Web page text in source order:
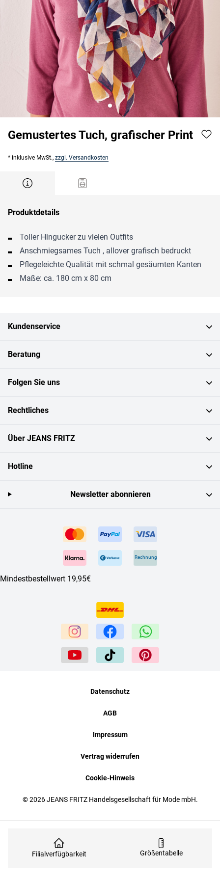
Gemustertes Tuch, grafischer Print
* inklusive MwSt., zzgl. Versandkosten
Filialverfügbarkeit Größentabelle
Produktdetails
Toller Hingucker zu vielen Outfits
Anschmiegsames Tuch , allover grafisch bedruckt
Pflegeleichte Qualität mit schmal gesäumten Kanten
Maße: ca. 180 cm x 80 cm
Kundenservice
Beratung
Folgen Sie uns
Rechtliches
Über JEANS FRITZ
Hotline
Rechnung
Mindestbestellwert 19,95€
Newsletter abonnieren
© 2026 JEANS FRITZ Handelsgesellschaft für Mode mbH.
Datenschutz
AGB
Impressum
Vertrag widerrufen
Cookie-Hinweis